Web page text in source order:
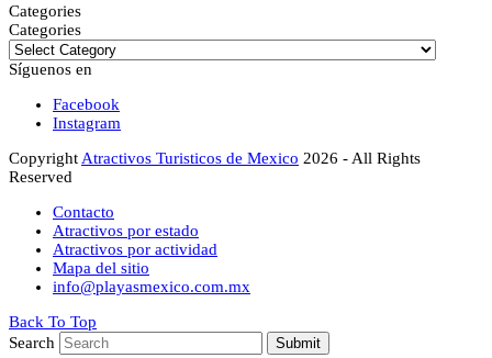
Categories
Categories
Síguenos en
Facebook
Instagram
Copyright Atractivos Turisticos de Mexico 2026 - All Rights
Reserved
Contacto
Atractivos por estado
Atractivos por actividad
Mapa del sitio
info@playasmexico.com.mx
Back To Top
Search
Submit